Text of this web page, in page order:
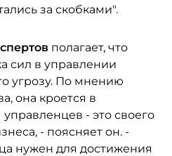
за скобками".
полагает, что
сил в управлении
угрозу. По мнению
она кроется в
- это своего
- поясняет он. -
нужен для достижения